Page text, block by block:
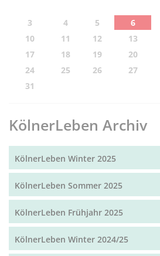
3
4 5 6
10
11 12 13
17
18 19 20
24
25 26 27
31
KölnerLeben Archiv
KölnerLeben Winter 2025
KölnerLeben Sommer 2025
KölnerLeben Frühjahr 2025
KölnerLeben Winter 2024/25